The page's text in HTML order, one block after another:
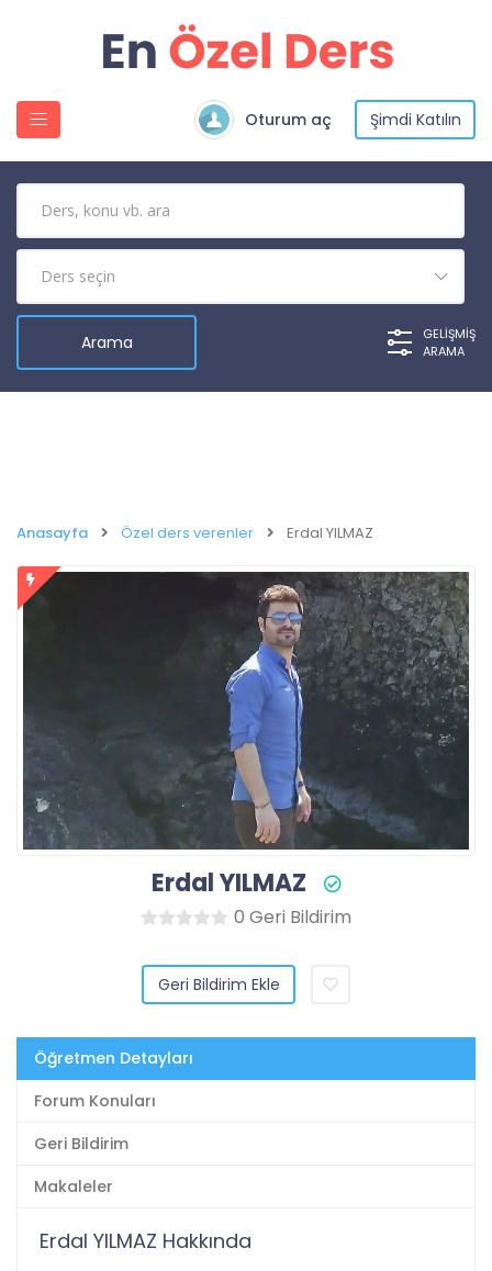
Oturum aç Şimdi Katılın
GELIŞMIŞ
ARAMA
Anasayfa Özel ders verenler Erdal YILMAZ
Erdal YILMAZ
0 Geri Bildirim
Geri Bildirim Ekle
Öğretmen Detayları
Forum Konuları
Geri Bildirim
Makaleler
Erdal YILMAZ Hakkında